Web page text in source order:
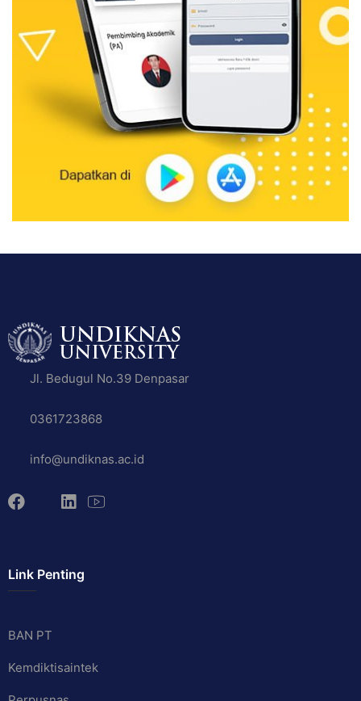
Jl. Bedugul No.39 Denpasar
0361723868
info@undiknas.ac.id
Link Penting
BAN PT
Kemdiktisaintek